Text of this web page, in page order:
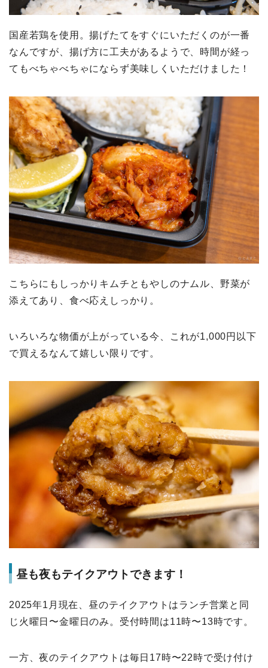
国産若鶏を使用。揚げたてをすぐにいただくのが一番
なんですが、揚げ方に工夫があるようで、時間が経っ
てもべちゃべちゃにならず美味しくいただけました！
こちらにもしっかりキムチともやしのナムル、野菜が
添えてあり、食べ応えしっかり。
いろいろな物価が上がっている今、これが1,000円以下
で買えるなんて嬉しい限りです。
昼も夜もテイクアウトできます！
2025年1月現在、昼のテイクアウトはランチ営業と同
じ火曜日〜金曜日のみ。受付時間は11時〜13時です。
一方、夜のテイクアウトは毎日17時〜22時で受け付け